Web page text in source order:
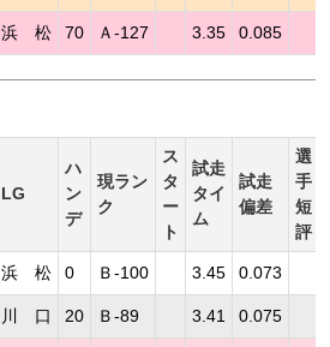
浜 松 70 Ａ-127 3.35 0.085
LG
ハ
ン
デ
現ラン
ク
ス
タ
ー
ト
試走
タイ
ム
試走
偏差
選
手
短
評
浜 松 0 Ｂ-100 3.45 0.073
川 口 20 Ｂ-89 3.41 0.075